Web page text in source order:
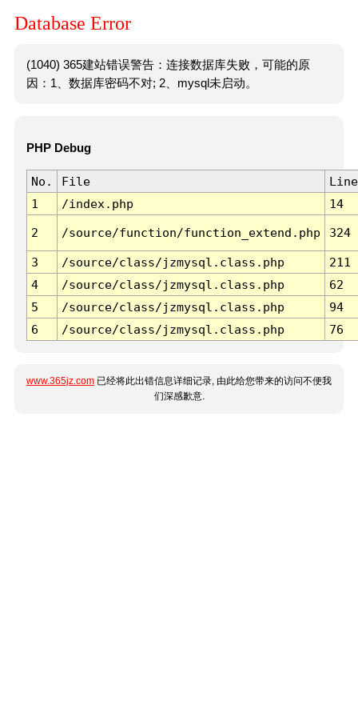
Database Error
(1040) 365建站错误警告：连接数据库失败，可能的原
因：1、数据库密码不对; 2、mysql未启动。
PHP Debug
No. File
Line
1
/index.php 14
2 /source/function/function_extend.php 324
3 /source/class/jzmysql.class.php
211
4
/source/class/jzmysql.class.php
62
5
/source/class/jzmysql.class.php
94
6
/source/class/jzmysql.class.php 76
www.365jz.com 已经将此出错信息详细记录, 由此给您带来的访问不便我
们深感歉意.